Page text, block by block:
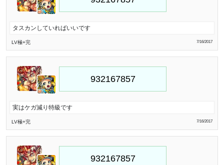
タスカンしていればいいです
LV極+完 7/16/2017
実はケガ減り特級です
LV極+完 7/16/2017